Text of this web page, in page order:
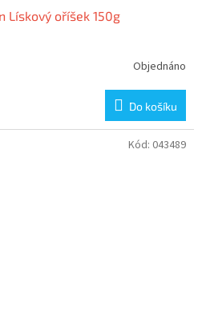
Lískový oříšek 150g
Objednáno
Do košíku
Kód: 043489